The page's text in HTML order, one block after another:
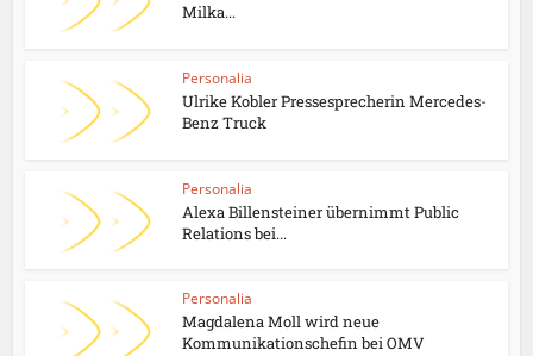
Milka...
Personalia
Ulrike Kobler Pressesprecherin Mercedes-
Benz Truck
Personalia
Alexa Billensteiner übernimmt Public
Relations bei...
Personalia
Magdalena Moll wird neue
Kommunikationschefin bei OMV